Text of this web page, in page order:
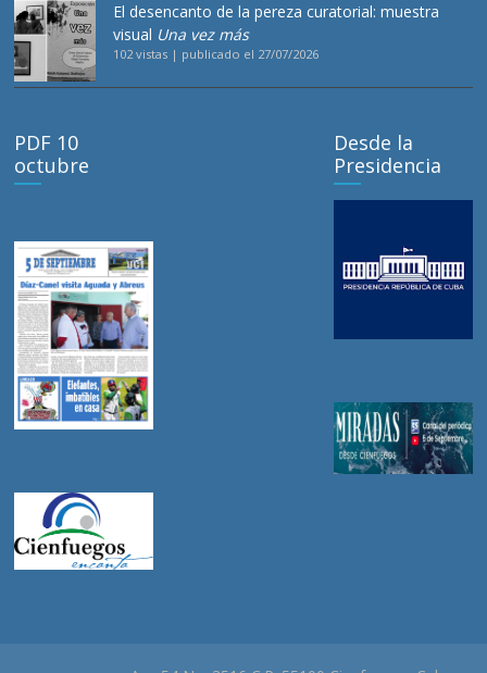
El desencanto de la pereza curatorial: muestra
visual Una vez más
102 vistas | publicado el 27/07/2026
PDF 10
octubre
Desde la
Presidencia